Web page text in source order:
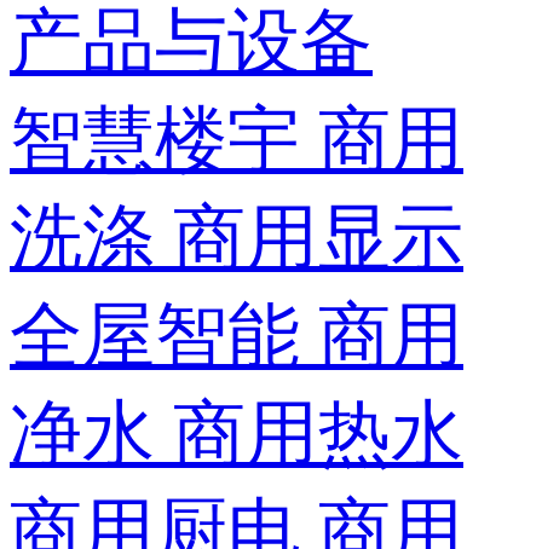
产品与设备
智慧楼宇 商用
洗涤 商用显示
全屋智能 商用
净水 商用热水
商用厨电 商用